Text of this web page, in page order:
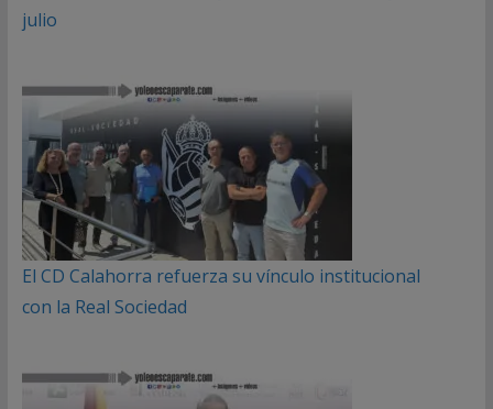
julio
El CD Calahorra refuerza su vínculo institucional
con la Real Sociedad